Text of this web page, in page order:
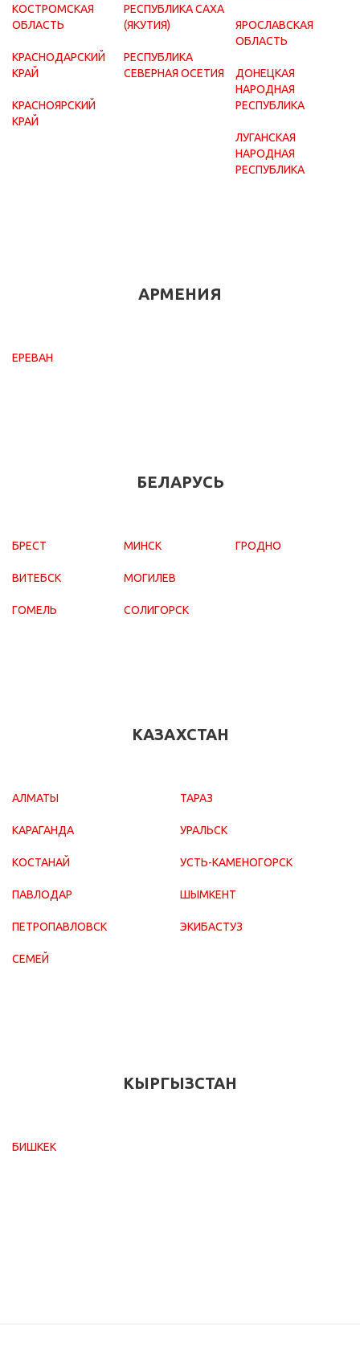
КОСТРОМСКАЯ
ОБЛАСТЬ
КРАСНОДАРСКИЙ
КРАЙ
КРАСНОЯРСКИЙ
КРАЙ
РЕСПУБЛИКА САХА
(ЯКУТИЯ)
РЕСПУБЛИКА
СЕВЕРНАЯ ОСЕТИЯ
ЯРОСЛАВСКАЯ
ОБЛАСТЬ
ДОНЕЦКАЯ
НАРОДНАЯ
РЕСПУБЛИКА
ЛУГАНСКАЯ
НАРОДНАЯ
РЕСПУБЛИКА
АРМЕНИЯ
ЕРЕВАН
БЕЛАРУСЬ
БРЕСТ
ВИТЕБСК
ГОМЕЛЬ
МИНСК
МОГИЛЕВ
СОЛИГОРСК
ГРОДНО
КАЗАХСТАН
АЛМАТЫ
КАРАГАНДА
КОСТАНАЙ
ПАВЛОДАР
ПЕТРОПАВЛОВСК
СЕМЕЙ
ТАРАЗ
УРАЛЬСК
УСТЬ-КАМЕНОГОРСК
ШЫМКЕНТ
ЭКИБАСТУЗ
КЫРГЫЗСТАН
БИШКЕК